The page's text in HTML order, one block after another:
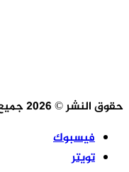
حقوق النشر © 2026 جميع الحقوق محفوظة
فيسبوك
تويتر